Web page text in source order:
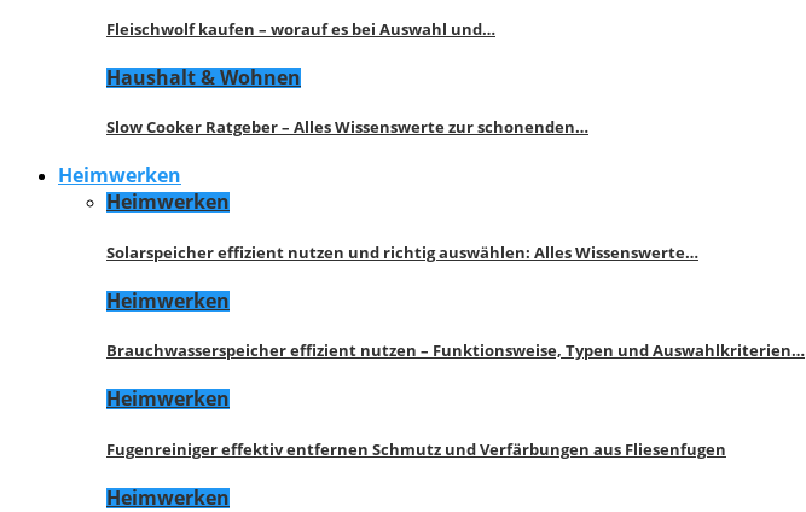
Fleischwolf kaufen – worauf es bei Auswahl und…
Haushalt & Wohnen
Slow Cooker Ratgeber – Alles Wissenswerte zur schonenden…
Heimwerken
Heimwerken
Solarspeicher effizient nutzen und richtig auswählen: Alles Wissenswerte…
Heimwerken
Brauchwasserspeicher effizient nutzen – Funktionsweise, Typen und Auswahlkriterien…
Heimwerken
Fugenreiniger effektiv entfernen Schmutz und Verfärbungen aus Fliesenfugen
Heimwerken